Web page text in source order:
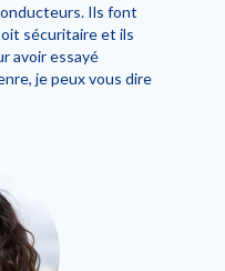
Ils font
sécuritaire et ils
avoir essayé
je peux vous dire